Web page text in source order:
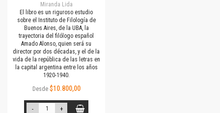
Miranda Lida
El libro es un riguroso estudio
sobre el Instituto de Filología de
Buenos Aires, de la UBA, la
trayectoria del filólogo español
Amado Alonso, quien será su
director por dos décadas, y el de la
vida de la república de las letras en
la capital argentina entre los años
1920-1940.
Desde $10.800,00
- +